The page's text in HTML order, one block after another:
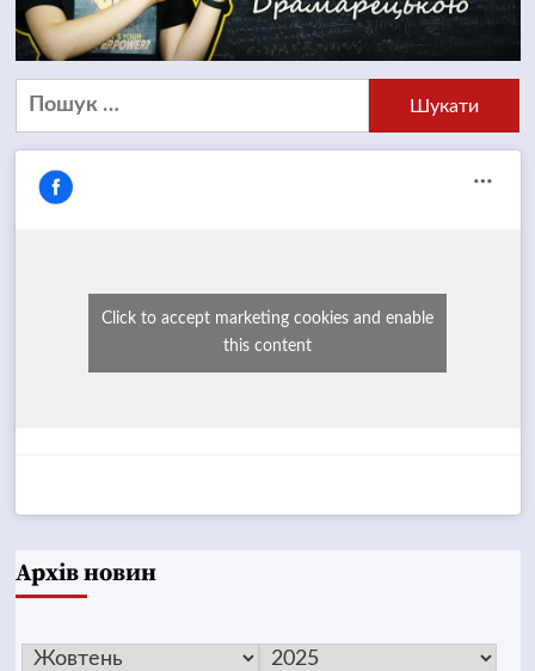
Пошук:
Click to accept marketing cookies and enable
this content
Архів новин